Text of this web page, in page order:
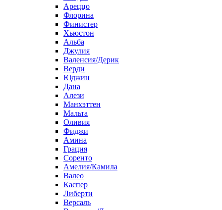
Ареццо
Флорина
Финистер
Хьюстон
Альба
Джулия
Валенсия/Дерик
Верди
Юджин
Дана
Алези
Манхэттен
Мальта
Оливия
Фиджи
Амина
Грация
Соренто
Амелия/Камила
Валео
Каспер
Либерти
Версаль